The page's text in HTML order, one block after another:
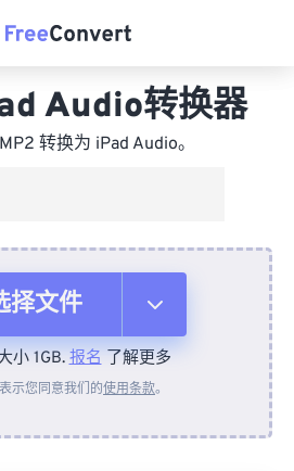
Audio转换器
转换为 iPad Audio。
择文件
备
小 1GB.报名了解更多
示您同意我们的使用条款。